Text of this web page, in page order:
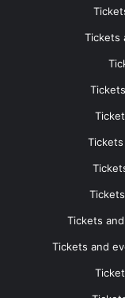
Tickets
Tickets
Tickets and